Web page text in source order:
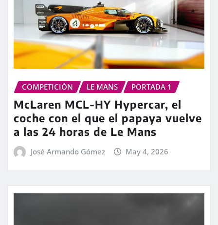
COMPETICIÓN LE MANS PORTADA 1
McLaren MCL-HY Hypercar, el
coche con el que el papaya vuelve
a las 24 horas de Le Mans
José Armando Gómez May 4, 2026